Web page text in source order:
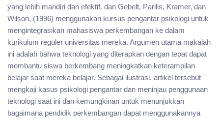
yang lebih mandiri dan efektif. dan Gebelt, Parilis, Kramer, dan
Wilson, (1996) menggunakan kursus pengantar psikologi untuk
mengintegrasikan mahasiswa perkembangan ke dalam
kurikulum reguler universitas mereka. Argumen utama makalah
ini adalah bahwa teknologi yang diterapkan dengan tepat dapat
membantu siswa berkembang meningkatkan keterampilan
belajar saat mereka belajar. Sebagai ilustrasi, artikel tersebut
mengkaji kasus psikologi pengantar dan meninjau penggunaan
teknologi saat ini dan kemungkinan untuk menunjukkan
bagaimana pendidik perkembangan dapat menggunakannya